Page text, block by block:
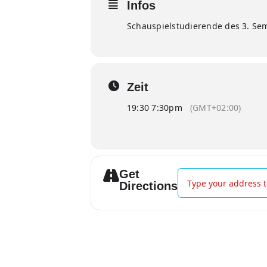
Infos
Schauspielstudierende des 3.
Zeit
19:30 7:30pm (GMT+02:00)
Get
Directions
Address - Vorspiel